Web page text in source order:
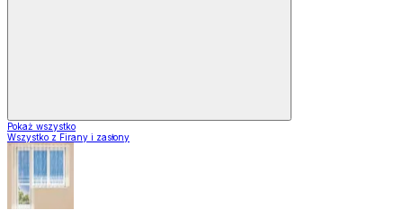
Pokaż wszystko
Wszystko z Firany i zasłony